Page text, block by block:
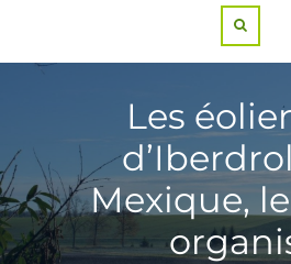
Les
Mexique,